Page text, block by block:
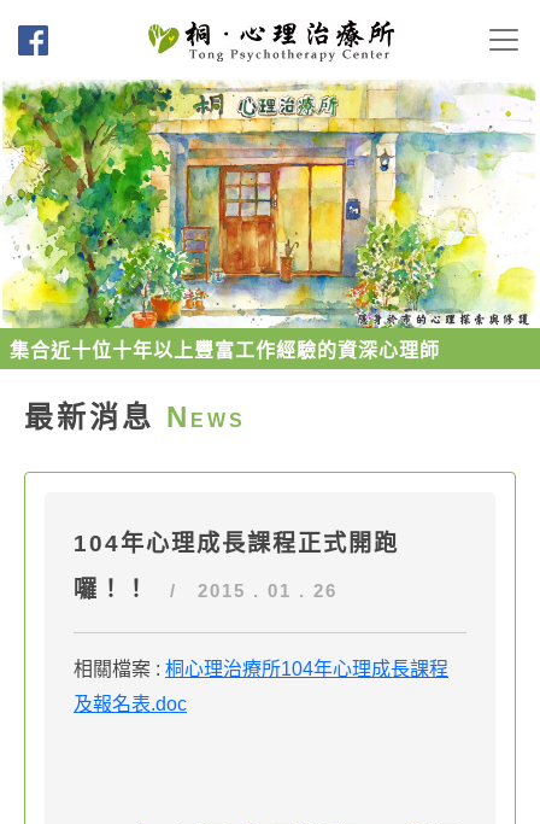
集合近十位十年以上豐富工作經驗的資深心理師
最新消息 N EWS
104年心理成長課程正式開跑
囉！！
/ 2015 . 01 . 26
相關檔案 : 桐心理治療所104年心理成長課程
及報名表.doc